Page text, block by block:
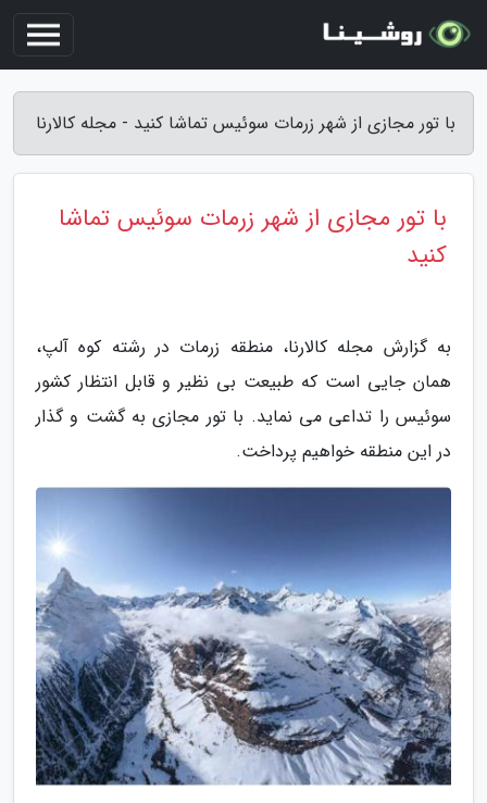
با تور مجازی از شهر زرمات سوئیس تماشا کنید - مجله کالارنا
با تور مجازی از شهر زرمات سوئیس تماشا
کنید
به گزارش مجله کالارنا، منطقه زرمات در رشته کوه آلپ،
همان جایی است که طبیعت بی نظیر و قابل انتظار کشور
سوئیس را تداعی می نماید. با تور مجازی به گشت و گذار
در این منطقه خواهیم پرداخت.